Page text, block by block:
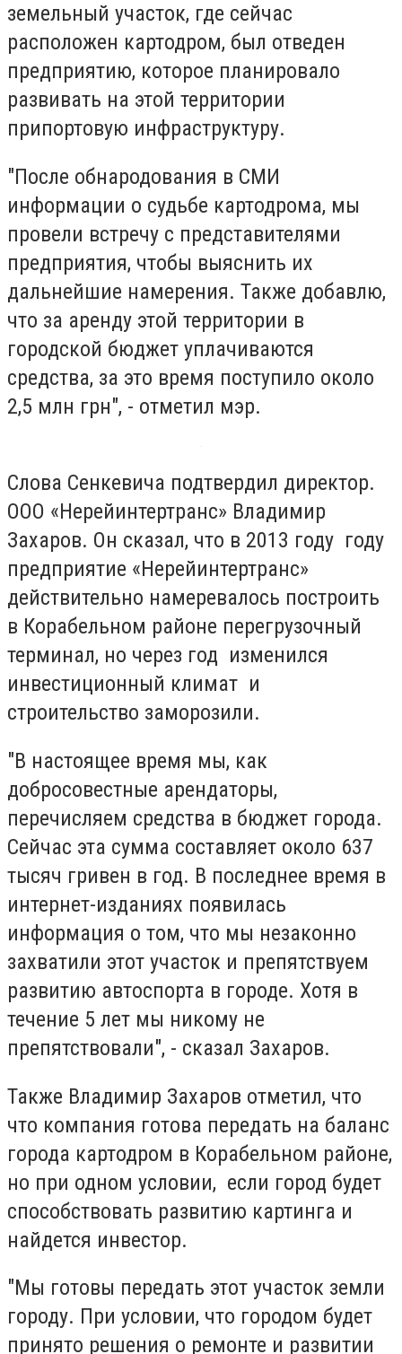
земельный участок, где сейчас
расположен картодром, был отведен
предприятию, которое планировало
развивать на этой территории
припортовую инфраструктуру.
"После обнародования в СМИ
информации о судьбе картодрома, мы
провели встречу с представителями
предприятия, чтобы выяснить их
дальнейшие намерения. Также добавлю,
что за аренду этой территории в
городской бюджет уплачиваются
средства, за это время поступило около
2,5 млн грн", - отметил мэр.
Слова Сенкевича подтвердил директор.
ООО «Нерейинтертранс» Владимир
Захаров. Он сказал, что в 2013 году году
предприятие «Нерейинтертранс»
действительно намеревалось построить
в Корабельном районе перегрузочный
терминал, но через год изменился
инвестиционный климат и
строительство заморозили.
"В настоящее время мы, как
добросовестные арендаторы,
перечисляем средства в бюджет города.
Сейчас эта сумма составляет около 637
тысяч гривен в год. В последнее время в
интернет-изданиях появилась
информация о том, что мы незаконно
захватили этот участок и препятствуем
развитию автоспорта в городе. Хотя в
течение 5 лет мы никому не
препятствовали", - сказал Захаров.
Также Владимир Захаров отметил, что
что компания готова передать на баланс
города картодром в Корабельном районе,
но при одном условии, если город будет
способствовать развитию картинга и
найдется инвестор.
"Мы готовы передать этот участок земли
городу. При условии, что городом будет
принято решения о ремонте и развитии